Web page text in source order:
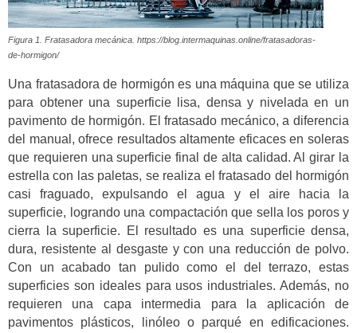
Figura 1. Fratasadora mecánica. https://blog.intermaquinas.online/fratasadoras-
de-hormigon/
Una fratasadora de hormigón es una máquina que se utiliza
para obtener una superficie lisa, densa y nivelada en un
pavimento de hormigón. El fratasado mecánico, a diferencia
del manual, ofrece resultados altamente eficaces en soleras
que requieren una superficie final de alta calidad. Al girar la
estrella con las paletas, se realiza el fratasado del hormigón
casi fraguado, expulsando el agua y el aire hacia la
superficie, logrando una compactación que sella los poros y
cierra la superficie. El resultado es una superficie densa,
dura, resistente al desgaste y con una reducción de polvo.
Con un acabado tan pulido como el del terrazo, estas
superficies son ideales para usos industriales. Además, no
requieren una capa intermedia para la aplicación de
pavimentos plásticos, linóleo o parqué en edificaciones.